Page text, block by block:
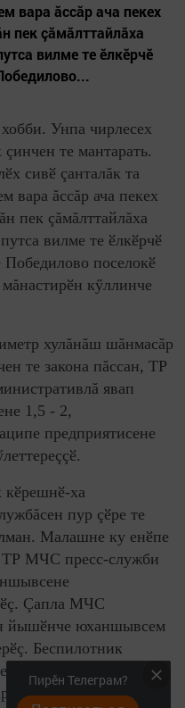
вара ăссăр ача пекех
пек çăмăлттайлăха
вилме те ӗлкӗрчӗ
Унпа чирлесех
те мантарать.
сивӗ çанталăк та
вара ăссăр ача пекех
пек çăмăлттайлăха
вилме те ӗлкӗрчӗ
поселокӗ
кӳллинче
хулăнăш шăнмасăр
те закона пăссан, ТР
явап
1,5 - 2,
предприятисене
кӗрешнӗ-ха
пур çӗре те
Малашне ку енӗпе
ТР МЧС пресс-служби
Çапла МЧС
йышӗнче юханшывсем
Беспилотник
те, аякри вырăнсенче
çинче ларакан
Пирӗн Телеграм?